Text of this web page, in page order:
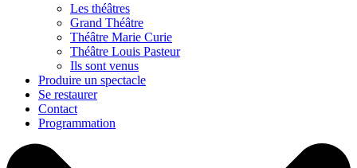
Les théâtres
Grand Théâtre
Théâtre Marie Curie
Théâtre Louis Pasteur
Ils sont venus
Produire un spectacle
Se restaurer
Contact
Programmation